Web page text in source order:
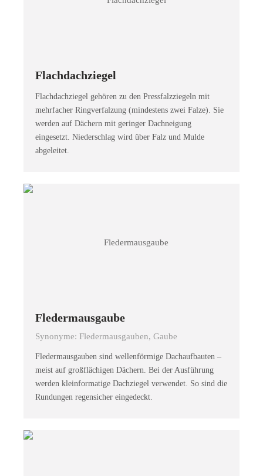
Flachdachziegel
Flachdachziegel gehören zu den Pressfalzziegeln mit
mehrfacher Ringverfalzung (mindestens zwei Falze). Sie
werden auf Dächern mit geringer Dachneigung
eingesetzt. Niederschlag wird über Falz und Mulde
abgeleitet.
Fledermausgaube
Synonyme: Fledermausgauben, Gaube
Fledermausgauben sind wellenförmige Dachaufbauten –
meist auf großflächigen Dächern. Bei der Ausführung
werden kleinformatige Dachziegel verwendet. So sind die
Rundungen regensicher eingedeckt.